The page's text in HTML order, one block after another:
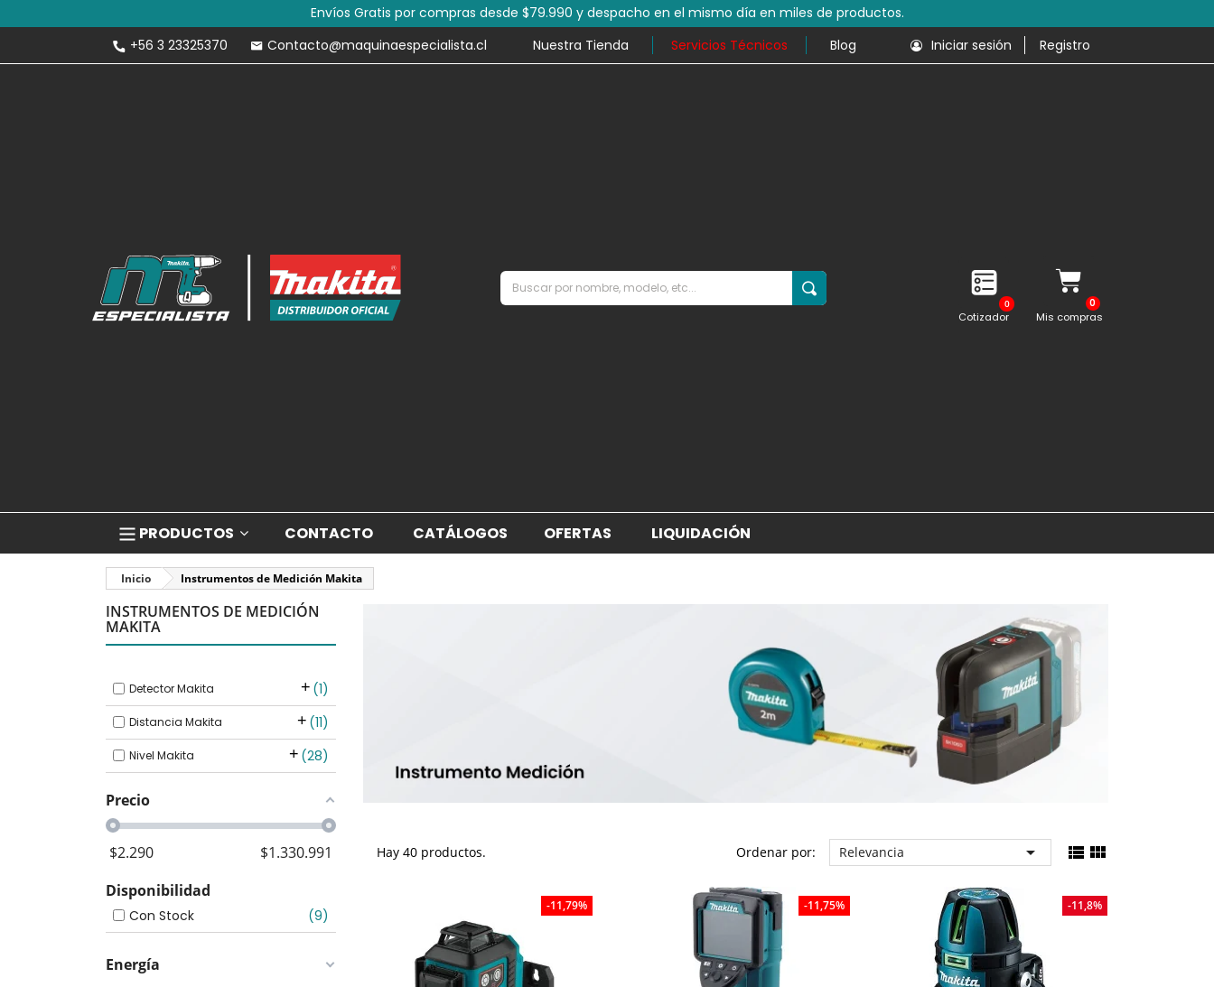
Envíos Gratis por compras desde $79.990 y despacho en el mismo día en miles de productos.
+56 3 23325370
Contacto@maquinaespecialista.cl Nuestra Tienda Servicios Técnicos Blog Iniciar sesión Registro
0
Cotizador Mis compras
PRODUCTOS CONTACTO CATÁLOGOS OFERTAS LIQUIDACIÓN
Inicio Instrumentos de Medición Makita
INSTRUMENTOS DE MEDICIÓN
MAKITA
Detector Makita 1
Distancia Makita 11
Nivel Makita 28
Precio
$2.290 $1.330.991
Con Stock 9
Energía
Hay 40 productos. Ordenar por: Relevancia   
-11,79% -11,75% -11,8%